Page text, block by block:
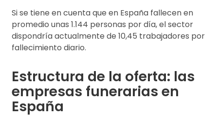
Si se tiene en cuenta que en España fallecen en
promedio unas 1.144 personas por día, el sector
dispondría actualmente de 10,45 trabajadores por
fallecimiento diario.
Estructura de la oferta: las
empresas funerarias en
España